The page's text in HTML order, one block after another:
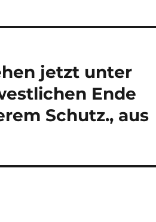
jetzt unter
Ende
Schutz., aus